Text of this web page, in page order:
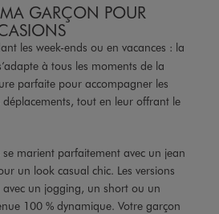
GARÇON POUR
les week-ends ou en vacances : la
à tous les moments de la
parfaite pour accompagner les
tout en leur offrant le
se marient parfaitement avec un jean
un look casual chic. Les versions
avec un jogging, un short ou un
100 % dynamique. Votre garçon